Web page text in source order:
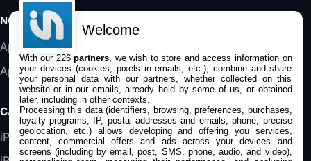
19,9€23,99€
Harman Kardon SoundSticks 5 Haut-Parleur
Bluetooth, Noir
289,47€317,71€Boulanger
Galaxy S25 FE 6,7\" 5G Nano SIM 128 Go
Blanc
489,99€647,51€Fnac (Vendeur Tiers)
NOS APPS
Application iPhone/iPad
Application Mac
CATÉGORIES
iPhone
Welcome
With our 226partners , we wish to store and access information on
your devices (cookies, pixels in emails, etc.), combine and share
your personal data with our partners, whether collected on this
website or in our emails, already held by some of us, or obtained
later, including in other contexts.
Processing this data (identifiers, browsing, preferences, purchases,
loyalty programs, IP, postal addresses and emails, phone, precise
geolocation, etc.) allows developing and offering you services,
content, commercial offers and ads across your devices and
screens (including by email, post, SMS, phone, audio, and video),